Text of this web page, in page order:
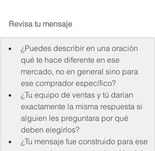
Revisa tu mensaje
¿Puedes describir en una oración
qué te hace diferente en ese
mercado, no en general sino para
ese comprador específico?
¿Tu equipo de ventas y tú darían
exactamente la misma respuesta si
alguien les preguntara por qué
deben elegirlos?
¿Tu mensaje fue construido para ese